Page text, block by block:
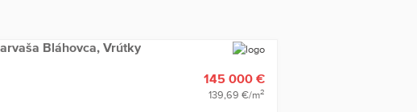
Bláhovca, Vrútky
145 000 €
139,69 €/m2